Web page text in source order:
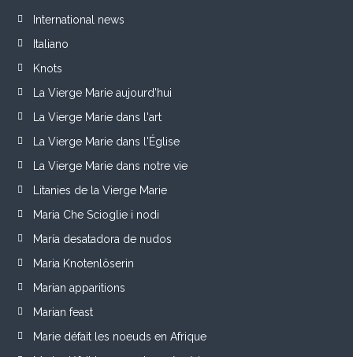
International news
Italiano
Knots
La Vierge Marie aujourd'hui
La Vierge Marie dans l'art
La Vierge Marie dans l'Église
La Vierge Marie dans notre vie
Litanies de la Vierge Marie
Maria Che Scioglie i nodi
María desatadora de nudos
Maria Knotenlöserin
Marian apparitions
Marian feast
Marie défait les noeuds en Afrique